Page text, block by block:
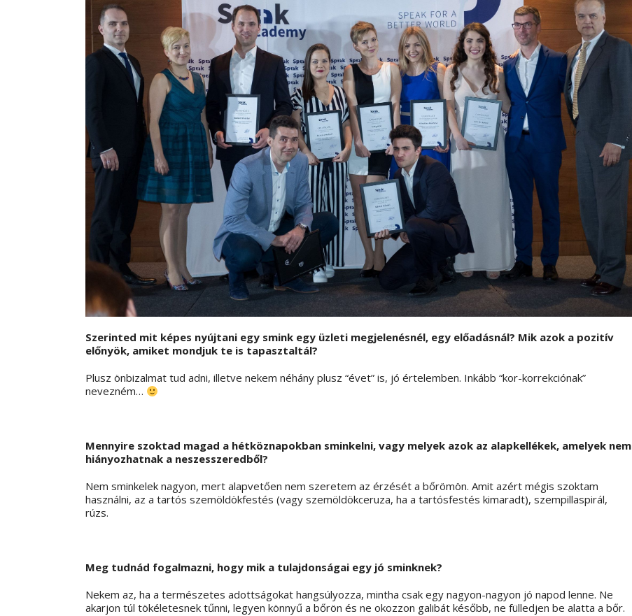
Szerinted mit képes nyújtani egy smink egy üzleti megjelenésnél, egy előadásnál? Mik azok a pozitív
előnyök, amiket mondjuk te is tapasztaltál?
Plusz önbizalmat tud adni, illetve nekem néhány plusz “évet” is, jó értelemben. Inkább “kor-korrekciónak”
nevezném…
Mennyire szoktad magad a hétköznapokban sminkelni, vagy melyek azok az alapkellékek, amelyek nem
hiányozhatnak a neszesszeredből?
Nem sminkelek nagyon, mert alapvetően nem szeretem az érzését a bőrömön. Amit azért mégis szoktam
használni, az a tartós szemöldökfestés (vagy szemöldökceruza, ha a tartósfestés kimaradt), szempillaspirál,
rúzs.
Meg tudnád fogalmazni, hogy mik a tulajdonságai egy jó sminknek?
Nekem az, ha a természetes adottságokat hangsúlyozza, mintha csak egy nagyon-nagyon jó napod lenne. Ne
akarjon túl tökéletesnek tűnni, legyen könnyű a bőrön és ne okozzon galibát később, ne fülledjen be alatta a bőr.